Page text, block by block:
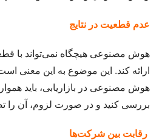
عدم قطعیت در نتایج
ارائه کند. این موضوع به این معنی
هوش مصنوعی در بازاریابی، باید
بررسی کنید و در صورت لزوم، آن را
رقابت بین شرکت‌ها